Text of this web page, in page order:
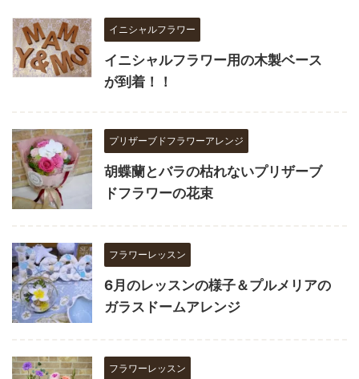
イニシャルフラワー
イニシャルフラワー用の木製ベース
が到着！！
プリザーブドフラワーアレンジ
胡蝶蘭とバラの枯れないプリザーブ
ドフラワーの花束
フラワーレッスン
6月のレッスンの様子＆プルメリアの
ガラスドームアレンジ
フラワーレッスン